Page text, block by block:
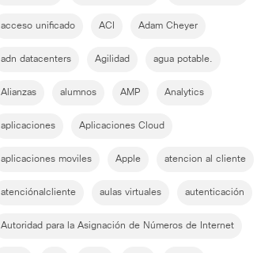
acceso unificado ACI Adam Cheyer
adn datacenters Agilidad agua potable.
Alianzas alumnos AMP Analytics
aplicaciones Aplicaciones Cloud
aplicaciones moviles Apple atencion al cliente
atenciónalcliente aulas virtuales autenticación
Autoridad para la Asignación de Números de Internet